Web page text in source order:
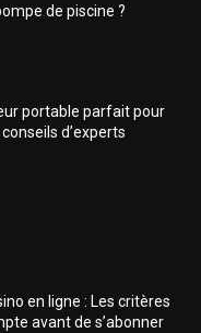
de piscine ?
portable parfait pour
d’experts
en ligne : Les critères
avant de s’abonner